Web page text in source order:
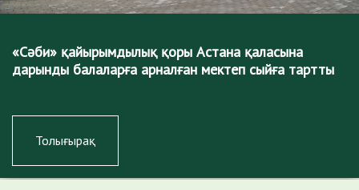
«Сәби» қайырымдылық қоры Астана қаласына
дарынды балаларға арналған мектеп сыйға тартты
Толығырақ